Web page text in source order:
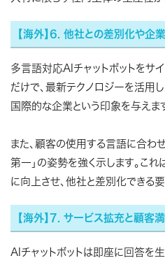
【海外】6. 他社との差別化や企
多言語対応AIチャットボットをサ
だけで、最新テクノロジーを活用
国際的な企業という印象を与えま
また、顧客の使用する言語に合わ
第一」の姿勢を強く示します。こ
に向上させ、他社と差別化できる要
【海外】7. サービス拡充と顧客
AIチャットボットは即座に回答を